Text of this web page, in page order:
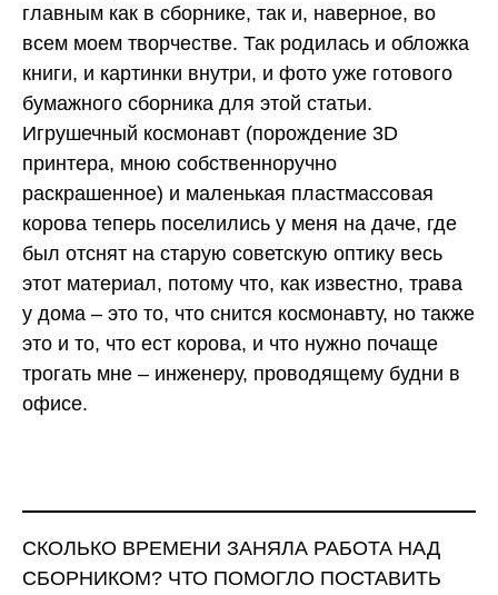
главным как в сборнике, так и, наверное, во
всем моем творчестве. Так родилась и обложка
книги, и картинки внутри, и фото уже готового
бумажного сборника для этой статьи.
Игрушечный космонавт (порождение 3D
принтера, мною собственноручно
раскрашенное) и маленькая пластмассовая
корова теперь поселились у меня на даче, где
был отснят на старую советскую оптику весь
этот материал, потому что, как известно, трава
у дома – это то, что снится космонавту, но также
это и то, что ест корова, и что нужно почаще
трогать мне – инженеру, проводящему будни в
офисе.
СКОЛЬКО ВРЕМЕНИ ЗАНЯЛА РАБОТА НАД
СБОРНИКОМ? ЧТО ПОМОГЛО ПОСТАВИТЬ